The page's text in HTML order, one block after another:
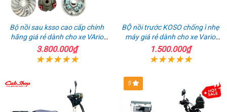
Bộ nồi sau ksso cao cấp chính
hãng giá rẻ dành cho xe VArio
160
3.800.000₫
BỘ nồi trước KOSO chống ì nhẹ
máy giá rẻ dành cho xe Vario
160
1.500.000₫
5